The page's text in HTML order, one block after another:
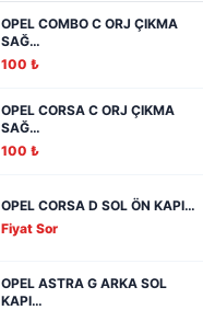
OPEL COMBO C ORJ ÇIKMA
SAĞ…
100 ₺
OPEL CORSA C ORJ ÇIKMA
SAĞ…
100 ₺
OPEL CORSA D SOL ÖN KAPI…
Fiyat Sor
OPEL ASTRA G ARKA SOL
KAPI…